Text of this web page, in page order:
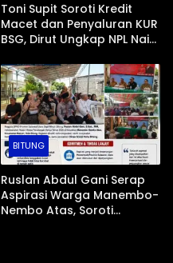
Toni Supit Soroti Kredit
Macet dan Penyaluran KUR
BSG, Dirut Ungkap NPL Naik
BITUNG
Ruslan Abdul Gani Serap
Aspirasi Warga Manembo-
Nembo Atas, Soroti